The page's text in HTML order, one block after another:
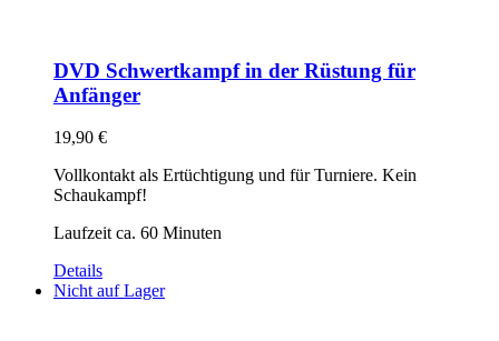
DVD Schwertkampf in der Rüstung für
Anfänger
19,90 €
Vollkontakt als Ertüchtigung und für Turniere. Kein
Schaukampf!
Laufzeit ca. 60 Minuten
Details
Nicht auf Lager